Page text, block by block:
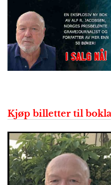
Kjøp billetter til